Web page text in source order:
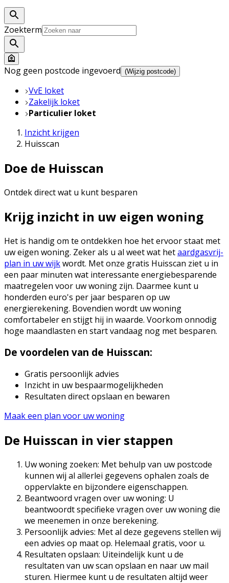
Zoekterm
Nog geen postcode ingevoerd (Wijzig postcode)
VvE loket
Zakelijk loket
Particulier loket
Inzicht krijgen
Huisscan
‎‎Doe de Huisscan
Ontdek direct wat u kunt besparen
Krijg inzicht in uw eigen woning
Het is handig om te ontdekken hoe het ervoor staat met
uw eigen woning. Zeker als u al weet wat hetaardgasvrij-
plan in uw wijkwordt. Met onze gratis Huisscan ziet u in
een paar minuten wat interessante energiebesparende
maatregelen voor uw woning zijn. Daarmee kunt u
honderden euro's per jaar besparen op uw
energierekening. Bovendien wordt uw woning
comfortabeler en stijgt hij in waarde. Voorkom onnodig
hoge maandlasten en start vandaag nog met besparen.
De voordelen van de Huisscan:
Gratis persoonlijk advies
Inzicht in uw bespaarmogelijkheden
Resultaten direct opslaan en bewaren
Maak een plan voor uw woning
De Huisscan in vier stappen
Uw woning zoeken: Met behulp van uw postcode
kunnen wij al allerlei gegevens ophalen zoals de
oppervlakte en bijzondere eigenschappen.
Beantwoord vragen over uw woning: U
beantwoordt specifieke vragen over uw woning die
we meenemen in onze berekening.
Persoonlijk advies: Met al deze gegevens stellen wij
een advies op maat op. Helemaal gratis, voor u.
Resultaten opslaan: Uiteindelijk kunt u de
resultaten van uw scan opslaan en naar uw mail
sturen. Hiermee kunt u de resultaten altijd weer